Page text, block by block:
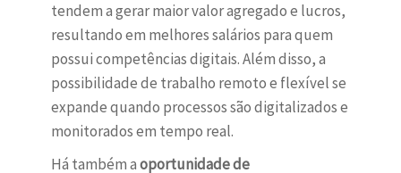
tendem a gerar maior valor agregado e lucros,
resultando em melhores salários para quem
possui competências digitais. Além disso, a
possibilidade de trabalho remoto e flexível se
expande quando processos são digitalizados e
monitorados em tempo real.
Há também aoportunidade de